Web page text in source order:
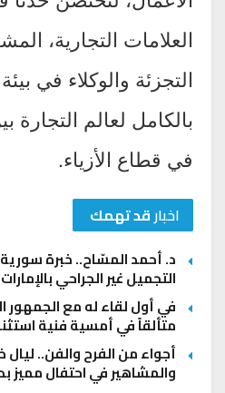
العلامات التجارية،
التجزئة والوكلاء في
في قطاع الأزياء.
اخبارقد تهمك
د. أحمد المسّاح.. خبرة
التجميل غير الجراحي بالإمارات
في أول لقاء له مع الجمهور
متألقاً في أمسية فنية
أجواء من الفرح والفن..
والمشاهير في احتفال مميز